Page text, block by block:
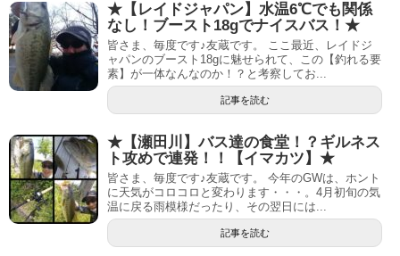
★【レイドジャパン】水温6℃でも関係
なし！ブースト18gでナイスバス！★
皆さま、毎度です♪友蔵です。 ここ最近、レイドジ
ャパンのブースト18gに魅せられて、この【釣れる要
素】が一体なんなのか！？と考察してお...
記事を読む
★【瀬田川】バス達の食堂！？ギルネス
ト攻めで連発！！【イマカツ】★
皆さま、毎度です♪友蔵です。 今年のGWは、ホント
に天気がコロコロと変わります・・・。4月初旬の気
温に戻る雨模様だったり、その翌日には...
記事を読む